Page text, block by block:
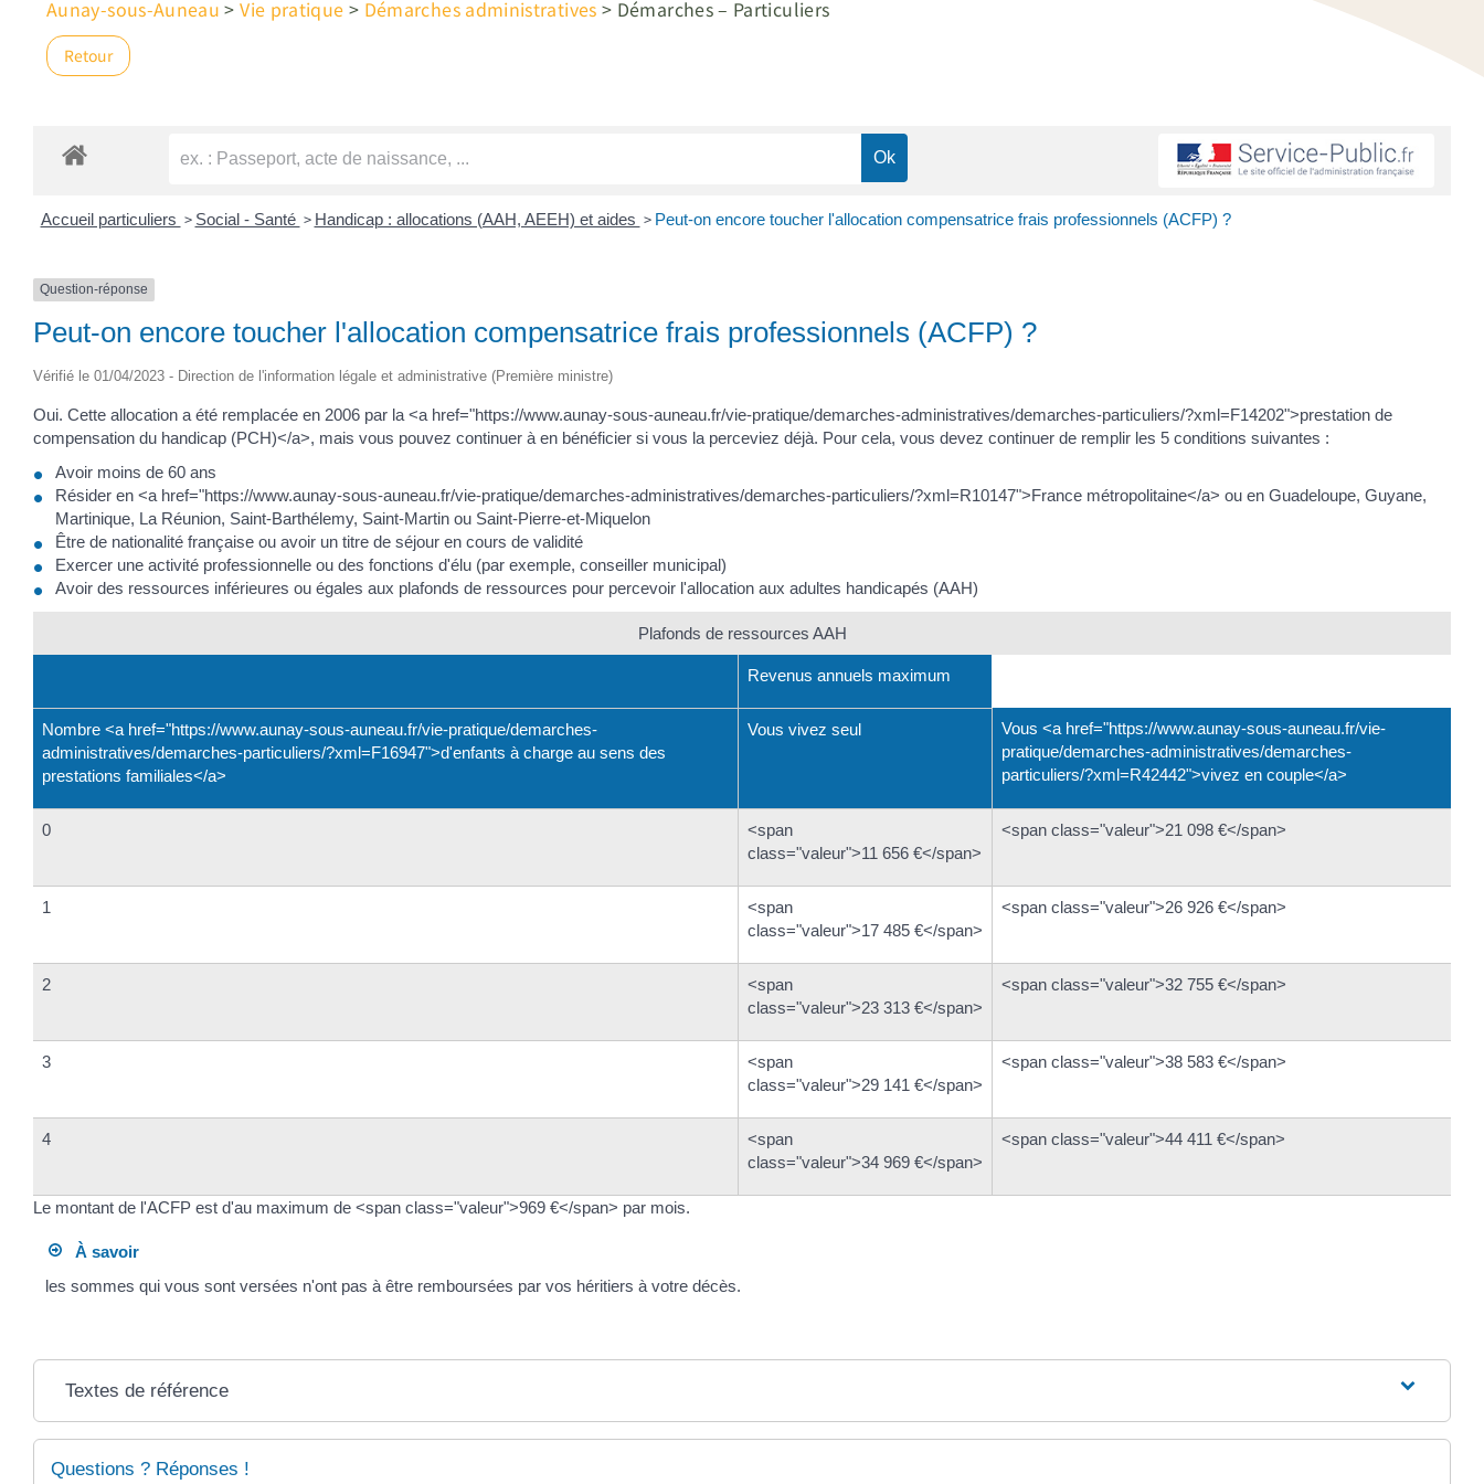
Aunay-sous-Auneau >Vie pratique > Démarches administratives > Démarches – Particuliers
Retour
Accueil particuliers > Social - Santé > Handicap : allocations (AAH, AEEH) et aides > Peut-on encore toucher l'allocation compensatrice frais professionnels (ACFP) ?
Question-réponse
Peut-on encore toucher l'allocation compensatrice frais professionnels (ACFP) ?
Vérifié le 01/04/2023 - Direction de l'information légale et administrative (Première ministre)
Oui. Cette allocation a été remplacée en 2006 par la <a href="https://www.aunay-sous-auneau.fr/vie-pratique/demarches-administratives/demarches-particuliers/?xml=F14202">prestation de
compensation du handicap (PCH)</a>, mais vous pouvez continuer à en bénéficier si vous la perceviez déjà. Pour cela, vous devez continuer de remplir les 5 conditions suivantes :
Avoir moins de 60 ans
Résider en <a href="https://www.aunay-sous-auneau.fr/vie-pratique/demarches-administratives/demarches-particuliers/?xml=R10147">France métropolitaine</a> ou en Guadeloupe, Guyane,
Martinique, La Réunion, Saint-Barthélemy, Saint-Martin ou Saint-Pierre-et-Miquelon
Être de nationalité française ou avoir un titre de séjour en cours de validité
Exercer une activité professionnelle ou des fonctions d'élu (par exemple, conseiller municipal)
Avoir des ressources inférieures ou égales aux plafonds de ressources pour percevoir l'allocation aux adultes handicapés (AAH)
Plafonds de ressources AAH
Revenus annuels maximum
Nombre <a href="https://www.aunay-sous-auneau.fr/vie-pratique/demarches-
administratives/demarches-particuliers/?xml=F16947">d'enfants à charge au sens des
prestations familiales</a>
Vous vivez seul
Vous <a href="https://www.aunay-sous-auneau.fr/vie-
pratique/demarches-administratives/demarches-
particuliers/?xml=R42442">vivez en couple</a>
0
<span
class="valeur">11 656 €</span>
<span class="valeur">21 098 €</span>
1
<span
class="valeur">17 485 €</span>
<span class="valeur">26 926 €</span>
2
<span
class="valeur">23 313 €</span>
<span class="valeur">32 755 €</span>
3
<span
class="valeur">29 141 €</span>
<span class="valeur">38 583 €</span>
4
<span
class="valeur">34 969 €</span>
<span class="valeur">44 411 €</span>
Le montant de l'ACFP est d'au maximum de <span class="valeur">969 €</span> par mois.
À savoir
les sommes qui vous sont versées n'ont pas à être remboursées par vos héritiers à votre décès.
Textes de référence
Questions ? Réponses !